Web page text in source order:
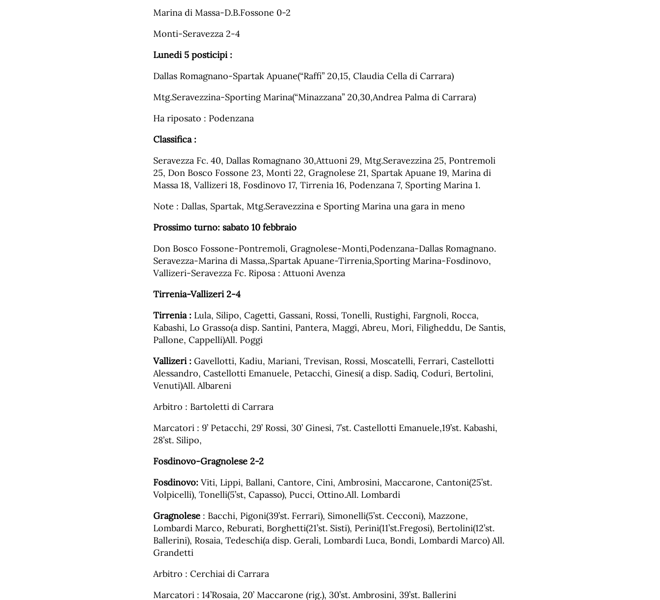
Marina di Massa-D.B.Fossone 0-2
Monti-Seravezza 2-4
Lunedi 5 posticipi :
Dallas Romagnano-Spartak Apuane(“Raffi” 20,15, Claudia Cella di Carrara)
Mtg.Seravezzina-Sporting Marina(“Minazzana” 20,30,Andrea Palma di Carrara)
Ha riposato : Podenzana
Classifica :
Seravezza Fc. 40, Dallas Romagnano 30,Attuoni 29, Mtg.Seravezzina 25, Pontremoli
25, Don Bosco Fossone 23, Monti 22, Gragnolese 21, Spartak Apuane 19, Marina di
Massa 18, Vallizeri 18, Fosdinovo 17, Tirrenia 16, Podenzana 7, Sporting Marina 1.
Note : Dallas, Spartak, Mtg.Seravezzina e Sporting Marina una gara in meno
Prossimo turno: sabato 10 febbraio
Don Bosco Fossone-Pontremoli, Gragnolese-Monti,Podenzana-Dallas Romagnano.
Seravezza-Marina di Massa,.Spartak Apuane-Tirrenia,Sporting Marina-Fosdinovo,
Vallizeri-Seravezza Fc. Riposa : Attuoni Avenza
Tirrenia-Vallizeri 2-4
Tirrenia : Lula, Silipo, Cagetti, Gassani, Rossi, Tonelli, Rustighi, Fargnoli, Rocca,
Kabashi, Lo Grasso(a disp. Santini, Pantera, Maggi, Abreu, Mori, Filigheddu, De Santis,
Pallone, Cappelli)All. Poggi
Vallizeri : Gavellotti, Kadiu, Mariani, Trevisan, Rossi, Moscatelli, Ferrari, Castellotti
Alessandro, Castellotti Emanuele, Petacchi, Ginesi( a disp. Sadiq, Coduri, Bertolini,
Venuti)All. Albareni
Arbitro : Bartoletti di Carrara
Marcatori : 9’ Petacchi, 29’ Rossi, 30’ Ginesi, 7’st. Castellotti Emanuele,19’st. Kabashi,
28’st. Silipo,
Fosdinovo-Gragnolese 2-2
Fosdinovo: Viti, Lippi, Ballani, Cantore, Cini, Ambrosini, Maccarone, Cantoni(25’st.
Volpicelli), Tonelli(5’st, Capasso), Pucci, Ottino.All. Lombardi
Gragnolese : Bacchi, Pigoni(39’st. Ferrari), Simonelli(5’st. Cecconi), Mazzone,
Lombardi Marco, Reburati, Borghetti(21’st. Sisti), Perini(11’st.Fregosi), Bertolini(12’st.
Ballerini), Rosaia, Tedeschi(a disp. Gerali, Lombardi Luca, Bondi, Lombardi Marco) All.
Grandetti
Arbitro : Cerchiai di Carrara
Marcatori : 14’Rosaia, 20’ Maccarone (rig.), 30’st. Ambrosini, 39’st. Ballerini